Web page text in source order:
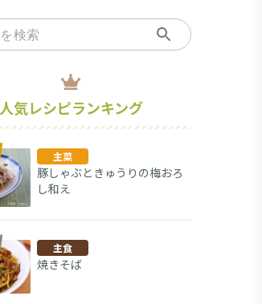
人気レシピランキング
主菜
豚しゃぶときゅうりの梅おろ
し和え
主食
焼きそば